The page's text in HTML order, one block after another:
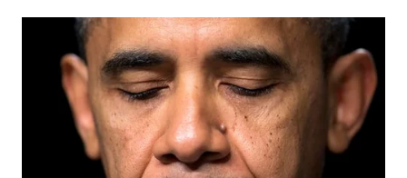
BINTAN
WN
MANDALIKA
LIKUPANG